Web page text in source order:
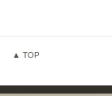
▲ TOP